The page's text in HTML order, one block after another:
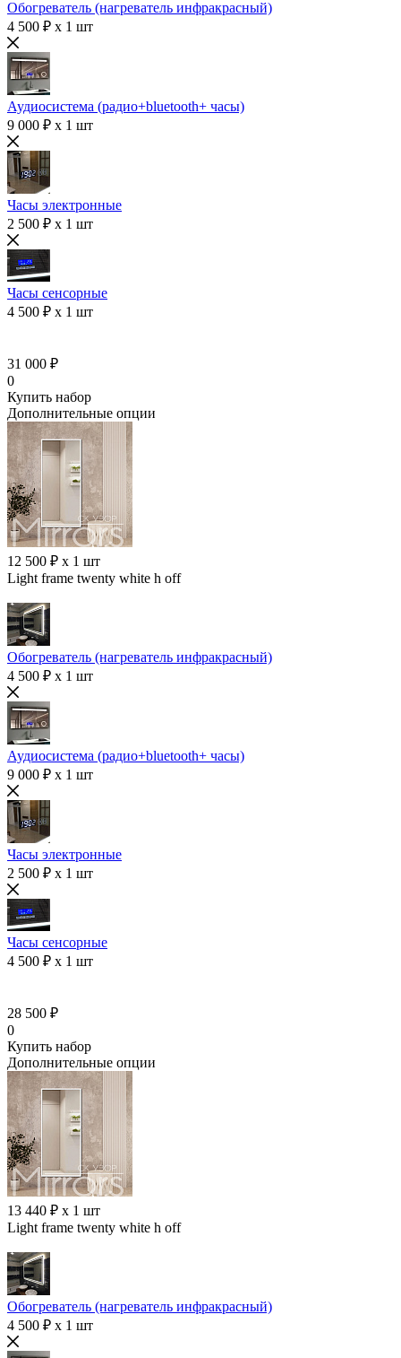
Обогреватель (нагреватель инфракрасный)
4 500 ₽ x 1 шт
Аудиосистема (радио+bluetooth+ часы)
9 000 ₽ x 1 шт
Часы электронные
2 500 ₽ x 1 шт
Часы сенсорные
4 500 ₽ x 1 шт
31 000 ₽
0
Купить набор
Дополнительные опции
12 500 ₽ x 1 шт
Light frame twenty white h off
Обогреватель (нагреватель инфракрасный)
4 500 ₽ x 1 шт
Аудиосистема (радио+bluetooth+ часы)
9 000 ₽ x 1 шт
Часы электронные
2 500 ₽ x 1 шт
Часы сенсорные
4 500 ₽ x 1 шт
28 500 ₽
0
Купить набор
Дополнительные опции
13 440 ₽ x 1 шт
Light frame twenty white h off
Обогреватель (нагреватель инфракрасный)
4 500 ₽ x 1 шт